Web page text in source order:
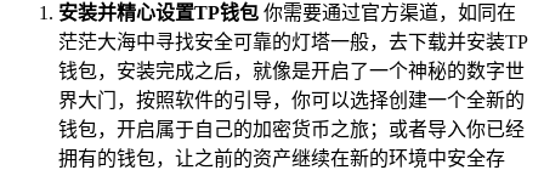
安装并精心设置TP钱包 你需要通过官方渠道，如同在
茫茫大海中寻找安全可靠的灯塔一般，去下载并安装TP
钱包，安装完成之后，就像是开启了一个神秘的数字世
界大门，按照软件的引导，你可以选择创建一个全新的
钱包，开启属于自己的加密货币之旅；或者导入你已经
拥有的钱包，让之前的资产继续在新的环境中安全存